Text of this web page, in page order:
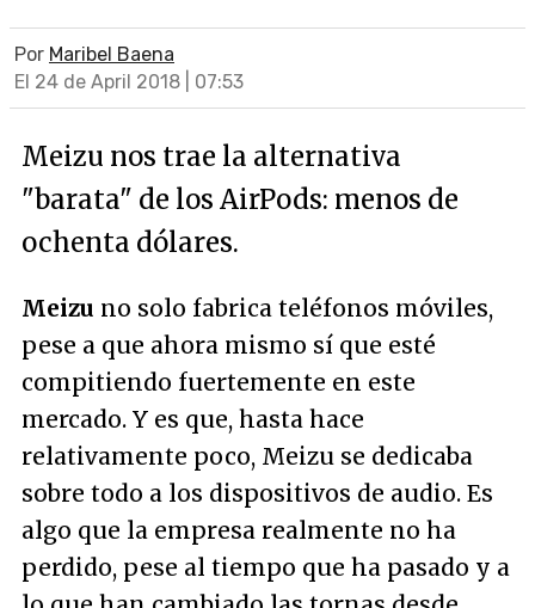
Por Maribel Baena
El 24 de April 2018 | 07:53
Meizu nos trae la alternativa
"barata" de los AirPods: menos de
ochenta dólares.
Meizu no solo fabrica teléfonos móviles,
pese a que ahora mismo sí que esté
compitiendo fuertemente en este
mercado. Y es que, hasta hace
relativamente poco, Meizu se dedicaba
sobre todo a los dispositivos de audio. Es
algo que la empresa realmente no ha
perdido, pese al tiempo que ha pasado y a